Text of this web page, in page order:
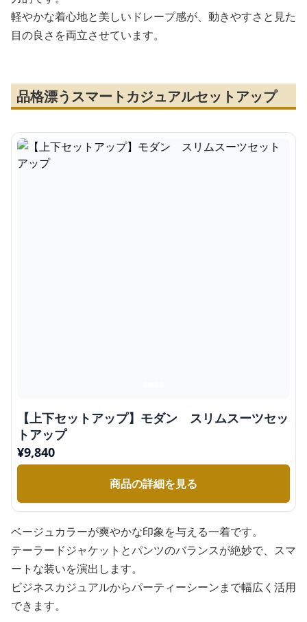
軽やかな着心地と美しいドレープ感が、動きやすさと見た
目の良さを両立させています。
品格漂うスマートカジュアルセットアップ
【上下セットアップ】モダン スリムスーツセッ
トアップ
¥9,840
商品の詳細を見る
ベージュカラーが爽やかな印象を与える一着です。
テーラードジャケットとパンツのバランスが絶妙で、スマ
ートな装いを演出します。
ビジネスカジュアルからパーティーシーンまで幅広く活用
できます。